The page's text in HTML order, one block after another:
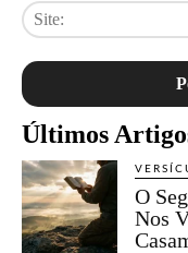
Últimos
O
Nos